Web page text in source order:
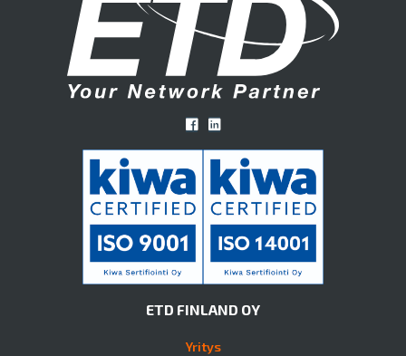
ETD FINLAND OY
Yritys